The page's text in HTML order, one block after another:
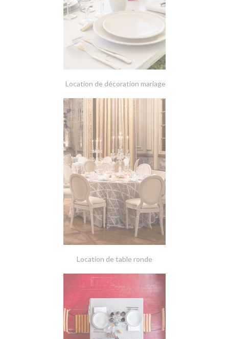
Location de décoration mariage
Location de table ronde